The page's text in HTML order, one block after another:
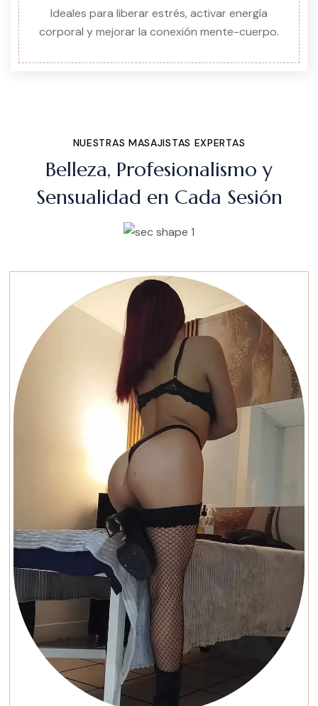
Ideales para liberar estrés, activar energía
corporal y mejorar la conexión mente-cuerpo.
NUESTRAS MASAJISTAS EXPERTAS
Belleza, Profesionalismo y
Sensualidad en Cada Sesión